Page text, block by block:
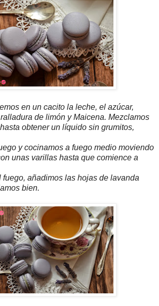
en un cacito la leche, el azúcar,
de limón y Maicena. Mezclamos
obtener un líquido sin grumitos,
y cocinamos a fuego medio moviendo
unas varillas hasta que comience a
fuego, añadimos las hojas de lavanda
bien.